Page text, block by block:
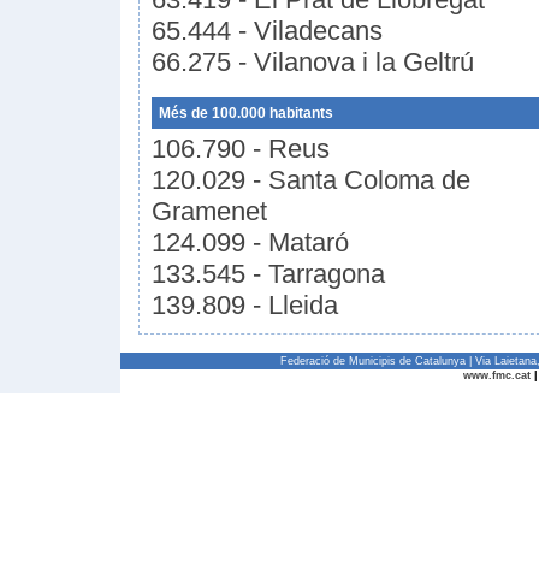
65.444 - Viladecans
66.275 - Vilanova i la Geltrú
Més de 100.000 habitants
106.790 - Reus
120.029 - Santa Coloma de
Gramenet
124.099 - Mataró
133.545 - Tarragona
139.809 - Lleida
Federació de Municipis de Catalunya | Via
www.fmc.cat